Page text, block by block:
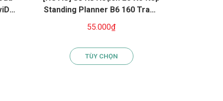
Standing Planner B6 160 Trang
- Sổ Để Bàn Tiện Lợi, Giấy
100GSM, Thiết Kế Đứng Đa
Năng
55.000₫
TÙY CHỌN